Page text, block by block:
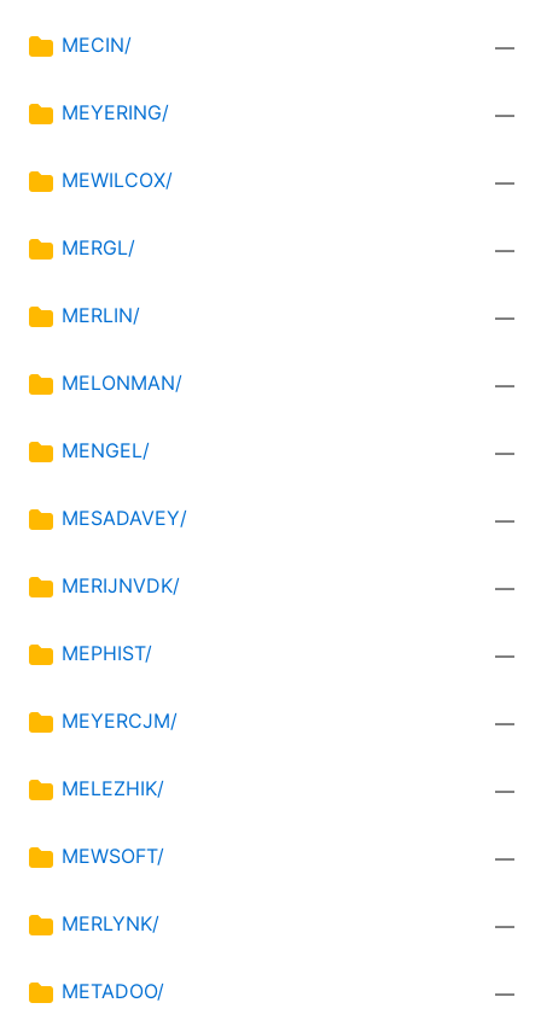
MECIN/ —
MEYERING/ —
MEWILCOX/ —
MERGL/ —
MERLIN/ —
MELONMAN/ —
MENGEL/ —
MESADAVEY/ —
MERIJNVDK/ —
MEPHIST/ —
MEYERCJM/ —
MELEZHIK/ —
MEWSOFT/ —
MERLYNK/ —
METADOO/ —